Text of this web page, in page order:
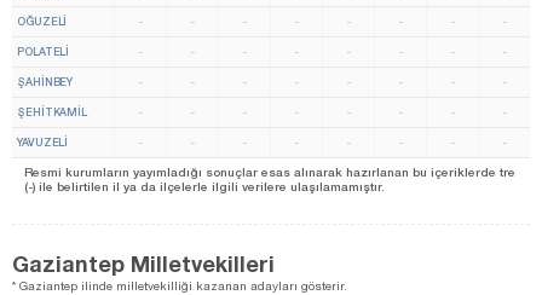
OĞUZELİ - - - - - - - -
POLATELİ - - - - - - - -
ŞAHİNBEY - - - - - - - -
ŞEHİTKAMİL - - - - - - - -
YAVUZELİ - - - - - - - -
Resmi kurumların yayımladığı sonuçlar esas alınarak hazırlanan bu içeriklerde tre
(-) ile belirtilen il ya da ilçelerle ilgili verilere ulaşılamamıştır.
Gaziantep Milletvekilleri
* Gaziantep ilinde milletvekilliği kazanan adayları gösterir.